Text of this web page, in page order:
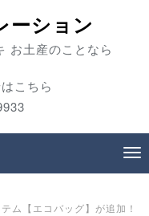
ーション
お土産のことなら
こちら
ム【エコバッグ】が追加！